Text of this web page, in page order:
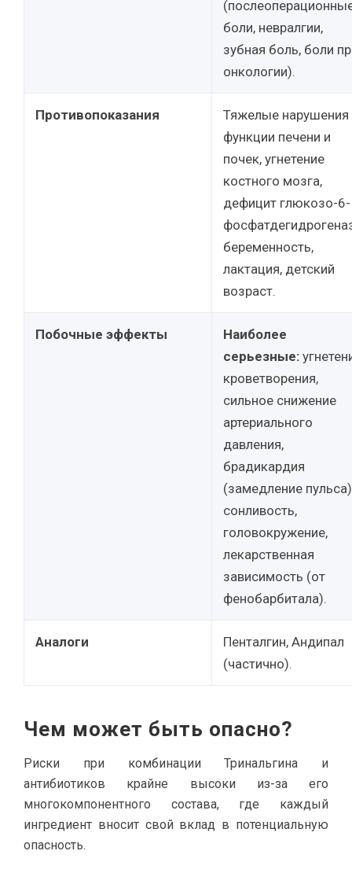
боли, невралгии,
зубная боль, боли
онкологии).
Противопоказания
Тяжелые нарушения
функции печени и
почек, угнетение
костного мозга,
дефицит глюкозо-6-
беременность,
лактация, детский
возраст.
Побочные эффекты
Наиболее
серьезные:
кроветворения,
сильное снижение
артериального
давления,
брадикардия
(замедление
сонливость,
головокружение,
лекарственная
зависимость (от
фенобарбитала).
Аналоги
Пенталгин, Андипал
(частично).
Чем может быть опасно?
Риски при комбинации Тринальгина и
антибиотиков крайне высоки из-за его
многокомпонентного состава, где каждый
ингредиент вносит свой вклад в потенциальную
опасность.